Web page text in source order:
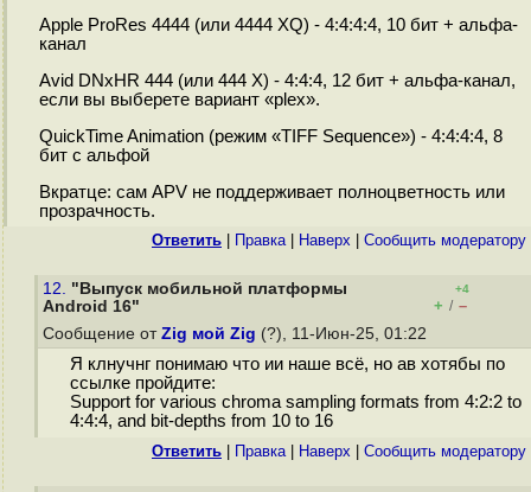
Apple ProRes 4444 (или 4444 XQ) - 4:4:4:4, 10 бит + альфа-
канал
Avid DNxHR 444 (или 444 X) - 4:4:4, 12 бит + альфа-канал,
если вы выберете вариант «plex».
QuickTime Animation (режим «TIFF Sequence») - 4:4:4:4, 8
бит с альфой
Вкратце: сам APV не поддерживает полноцветность или
прозрачность.
Ответить Правка| Наверх Cообщить модератору
12. "Выпуск мобильной платформы
Android 16"
+4
+ / –
Сообщение от Zig мой Zig (?), 11-Июн-25, 01:22
Я клнучнг понимаю что ии наше всё, но ав хотябы по
ссылке пройдите:
Support for various chroma sampling formats from 4:2:2 to
4:4:4, and bit-depths from 10 to 16
Ответить Правка| Наверх Cообщить модератору